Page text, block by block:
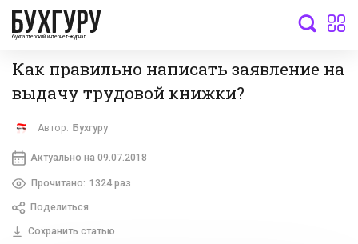
бухгалтерский интернет-журнал
Как правильно написать заявление на
выдачу трудовой книжки?
Автор: Бухгуру
Актуально на 09.07.2018
Прочитано: 1324 раз
Поделиться
Сохранить статью